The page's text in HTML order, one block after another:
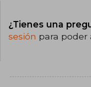
¿Tienes una
sesión para poder